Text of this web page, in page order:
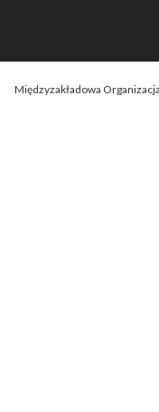
Międzyzakładowa